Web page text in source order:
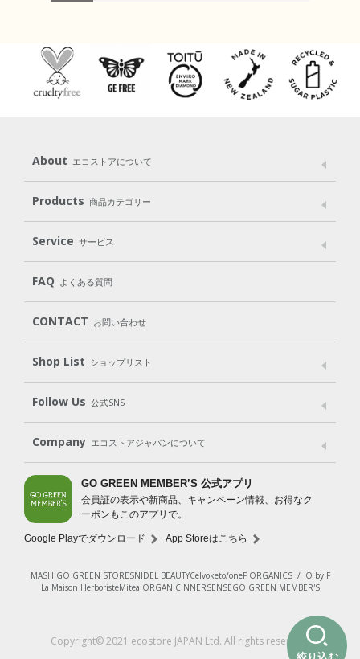
About エコストアについて
メッセージ ブランドストーリー
パッケージへのこだわり
動物実験をしない
Products 商品カテゴリー
Laundry
Cleaning Baby Kids
Body（ボディ） Hair（ヘア） Oral care（オーラルケア）
Goods （グッズ）
Gift set
Service サービス
User Guide
Subscription（定期便）
FAQ よくある質問
CONTACT お問い合わせ
Shop List ショップリスト
Shop List
Follow Us 公式SNS
LINE＠ Instagram Facebook
Company エコストアジャパンについて
会社案内 ご利用規約
プライバシーポリシー
特定商取引法に基づく表示
免責事項
法人会員サービス
New Zealand Site
GO GREEN MEMBER’S 公式アプリ
会員証の表示や新商品、キャンペーン情報、お得なク
ーポンもこのアプリで。
Google Playでダウンロード App Storeはこちら
MASH GO GREEN STORESNIDEL BEAUTYCelvoketo/oneF ORGANICS/ O by F
La Maison HerboristeMitea ORGANICINNERSENSEGO GREEN MEMBER'S
Copyright© 2021 ecostore JAPAN Ltd. All rights reserved.